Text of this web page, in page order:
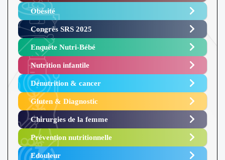
Obésité ​
Congrès SRS 2025 ​
Enquête Nutri-Bébé ​
Nutrition infantile
Dénutrition & cancer
Gluten & Diagnostic
Chirurgies de la femme
Prévention nutritionnelle
Edouleur​